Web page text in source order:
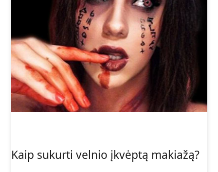
Kaip sukurti velnio įkvėptą makiažą?